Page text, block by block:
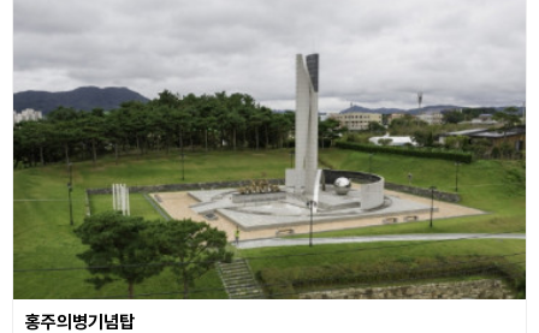
홍주의병기념탑